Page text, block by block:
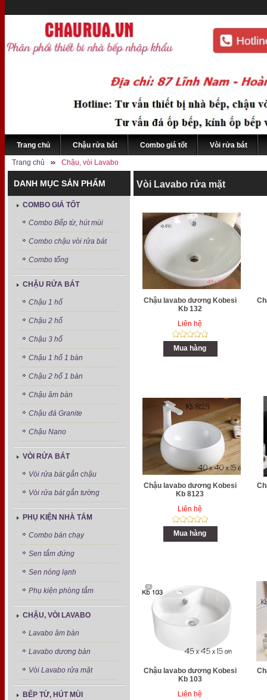
Trang chủ Chậu rửa bát Combo giá tốt Vòi rửa bát
Trang chủ Chậu, vòi Lavabo
DANH MỤC SẢN PHẨM
COMBO GIÁ TỐT
Combo Bếp từ, hút mùi
Combo chậu vòi rửa bát
Combo tổng
CHẬU RỬA BÁT
Chậu 1 hố
Chậu 2 hố
Chậu 3 hố
Chậu 1 hố 1 bàn
Chậu 2 hố 1 bàn
Chậu âm bàn
Chậu đá Granite
Chậu Nano
VÒI RỬA BÁT
Vòi rửa bát gắn chậu
Vòi rửa bát gắn tường
PHỤ KIỆN NHÀ TẮM
Combo bán chạy
Sen tắm đứng
Sen nóng lạnh
Phụ kiện phòng tắm
CHẬU, VÒI LAVABO
Lavabo âm bàn
Lavabo dương bàn
Vòi Lavabo rửa mặt
BẾP TỪ, HÚT MÙI
Vòi Lavabo rửa mặt
Chậu lavabo dương Kobesi
Kb 132
Liên hệ
Mua hàng
Chậu lavabo dương Kobesi
Kb 8123
Liên hệ
Mua hàng
Chậu lavabo dương Kobesi
Kb 103
Liên hệ